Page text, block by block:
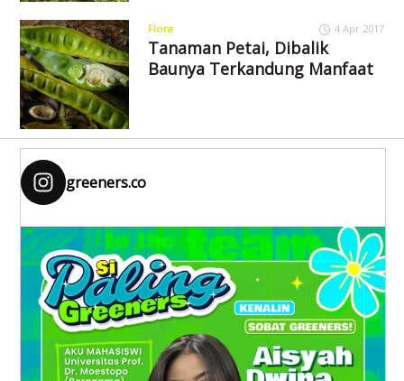
Flora 4 Apr 2017
Tanaman Petai, Dibalik
Baunya Terkandung Manfaat
greeners.co